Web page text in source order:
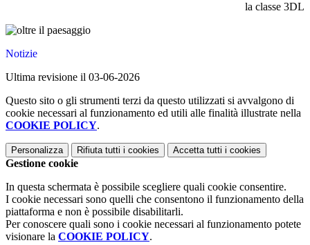
la classe 3DL
Notizie
Ultima revisione il 03-06-2026
Questo sito o gli strumenti terzi da questo utilizzati si avvalgono di
cookie necessari al funzionamento ed utili alle finalità illustrate nella
COOKIE POLICY.
Personalizza Rifiuta tutti i cookies Accetta tutti i cookies
Gestione cookie
In questa schermata è possibile scegliere quali cookie consentire.
I cookie necessari sono quelli che consentono il funzionamento della
piattaforma e non è possibile disabilitarli.
Per conoscere quali sono i cookie necessari al funzionamento potete
visionare la COOKIE POLICY.